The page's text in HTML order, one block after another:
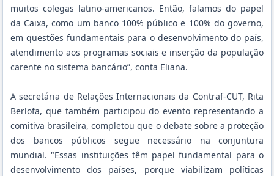
muitos colegas latino-americanos. Então, falamos do papel
da Caixa, como um banco 100% público e 100% do governo,
em questões fundamentais para o desenvolvimento do país,
atendimento aos programas sociais e inserção da população
carente no sistema bancário”, conta Eliana.
A secretária de Relações Internacionais da Contraf-CUT, Rita
Berlofa, que também participou do evento representando a
comitiva brasileira, completou que o debate sobre a proteção
dos bancos públicos segue necessário na conjuntura
mundial. "Essas instituições têm papel fundamental para o
desenvolvimento dos países, porque viabilizam políticas